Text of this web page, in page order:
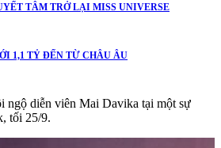
TÂM TRỞ LẠI MISS UNIVERSE
1,1 TỶ ĐẾN TỪ CHÂU ÂU
ngộ diễn viên Mai Davika tại một sự
tối 25/9.